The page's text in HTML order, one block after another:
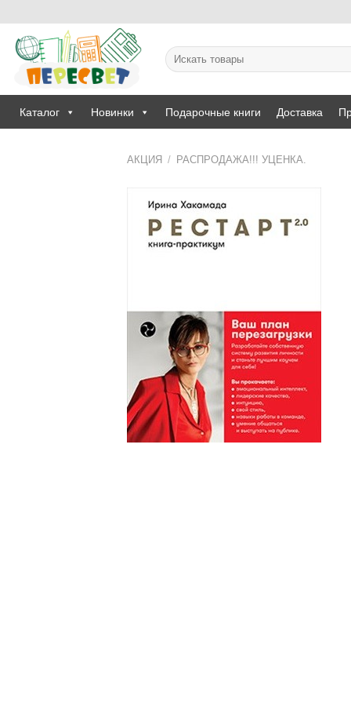
content
Искать:
Каталог Новинки Подарочные книги Доставка
АКЦИЯ / РАСПРОДАЖА!!! УЦЕНКА.